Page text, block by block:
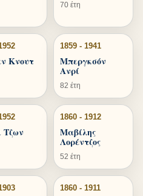
70 έτη
Κνουτ
1859 - 1941
Μπεργκσόν
Ανρί
82 έτη
Τζων
1860 - 1912
Μαβίλης
Λορέντζος
52 έτη
1860 - 1911